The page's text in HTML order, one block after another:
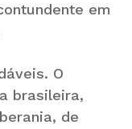
em
O
brasileira,
de